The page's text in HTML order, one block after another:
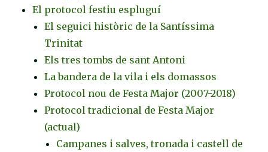
El protocol festiu espluguí
El seguici històric de la Santíssima
Trinitat
Els tres tombs de sant Antoni
La bandera de la vila i els domassos
Protocol nou de Festa Major (2007-2018)
Protocol tradicional de Festa Major
(actual)
Campanes i salves, tronada i castell de